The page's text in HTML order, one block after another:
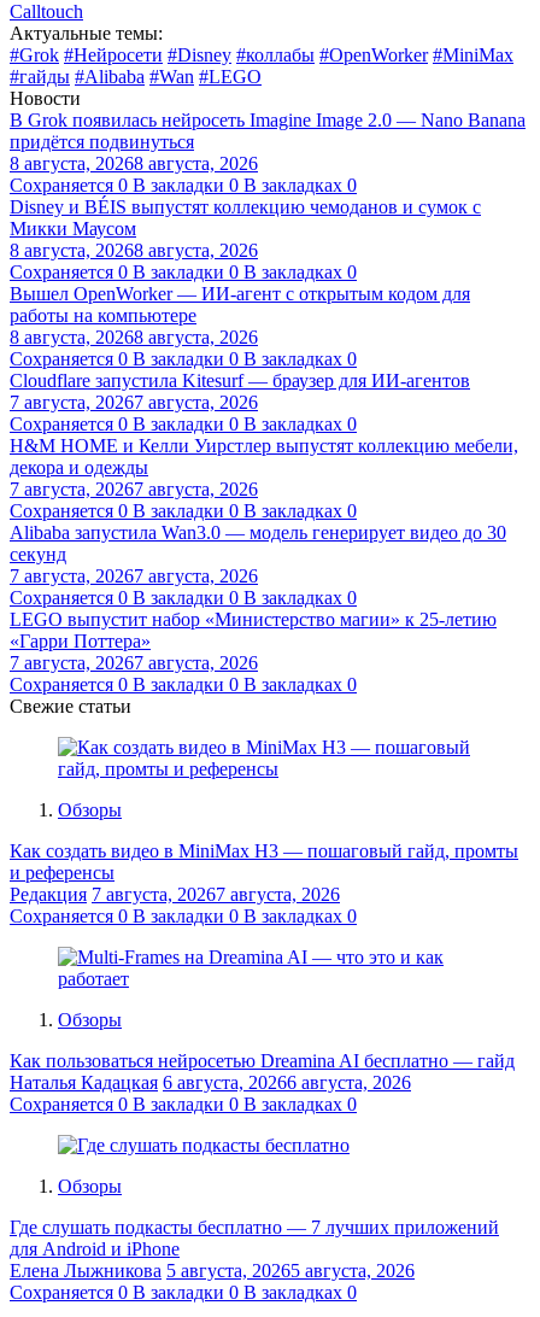
Calltouch
Актуальные темы:
#Grok #Нейросети #Disney #коллабы #OpenWorker #MiniMax
#гайды #Alibaba #Wan #LEGO
Новости
В Grok появилась нейросеть Imagine Image 2.0 — Nano Banana
придётся подвинуться
8 августа, 20268 августа, 2026
Сохраняется 0 В закладки 0 В закладках 0
Disney и BÉIS выпустят коллекцию чемоданов и сумок с
Микки Маусом
8 августа, 20268 августа, 2026
Сохраняется 0 В закладки 0 В закладках 0
Вышел OpenWorker — ИИ-агент с открытым кодом для
работы на компьютере
8 августа, 20268 августа, 2026
Сохраняется 0 В закладки 0 В закладках 0
Cloudflare запустила Kitesurf — браузер для ИИ-агентов
7 августа, 20267 августа, 2026
Сохраняется 0 В закладки 0 В закладках 0
H&M HOME и Келли Уирстлер выпустят коллекцию мебели,
декора и одежды
7 августа, 20267 августа, 2026
Сохраняется 0 В закладки 0 В закладках 0
Alibaba запустила Wan3.0 — модель генерирует видео до 30
секунд
7 августа, 20267 августа, 2026
Сохраняется 0 В закладки 0 В закладках 0
LEGO выпустит набор «Министерство магии» к 25-летию
«Гарри Поттера»
7 августа, 20267 августа, 2026
Сохраняется 0 В закладки 0 В закладках 0
Свежие статьи
Обзоры
Как создать видео в MiniMax H3 — пошаговый гайд, промты
и референсы
Редакция 7 августа, 20267 августа, 2026
Сохраняется 0 В закладки 0 В закладках 0
Обзоры
Как пользоваться нейросетью Dreamina AI бесплатно — гайд
Наталья Кадацкая 6 августа, 20266 августа, 2026
Сохраняется 0 В закладки 0 В закладках 0
Обзоры
Где слушать подкасты бесплатно — 7 лучших приложений
для Android и iPhone
Елена Лыжникова 5 августа, 20265 августа, 2026
Сохраняется 0 В закладки 0 В закладках 0